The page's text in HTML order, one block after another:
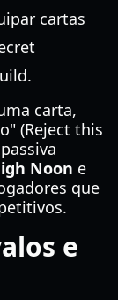
cartas
carta,
(Reject this
Noon e
que
e